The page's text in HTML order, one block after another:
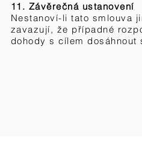
11. Závěrečná ustanovení
Nestanoví-li tato smlouva
zavazují, že případné
dohody s cílem dosáhnout